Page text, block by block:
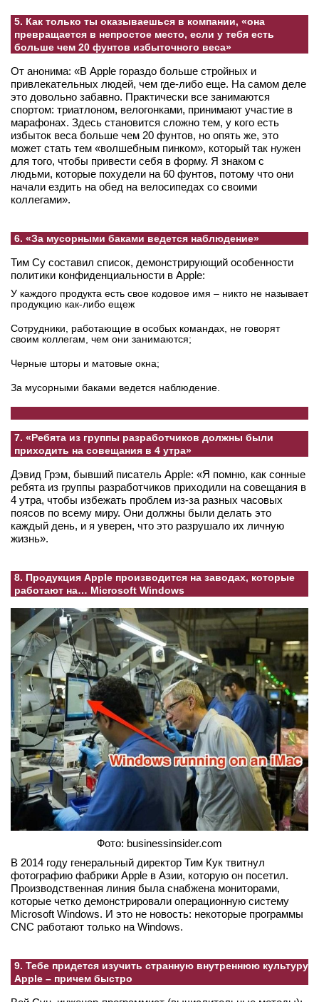
5. Как только ты оказываешься в компании, «она
превращается в непростое место, если у тебя есть
больше чем 20 фунтов избыточного веса»
От анонима: «В Apple гораздо больше стройных и
привлекательных людей, чем где-либо еще. На самом деле
это довольно забавно. Практически все занимаются
спортом: триатлоном, велогонками, принимают участие в
марафонах. Здесь становится сложно тем, у кого есть
избыток веса больше чем 20 фунтов, но опять же, это
может стать тем «волшебным пинком», который так нужен
для того, чтобы привести себя в форму. Я знаком с
людьми, которые похудели на 60 фунтов, потому что они
начали ездить на обед на велосипедах со своими
коллегами».
6. «За мусорными баками ведется наблюдение»
Тим Су составил список, демонстрирующий особенности
политики конфиденциальности в Apple:
У каждого продукта есть свое кодовое имя – никто не называет
продукцию как-либо ещеж
Сотрудники, работающие в особых командах, не говорят
своим коллегам, чем они занимаются;
Черные шторы и матовые окна;
За мусорными баками ведется наблюдение.
7. «Ребята из группы разработчиков должны были
приходить на совещания в 4 утра»
Дэвид Грэм, бывший писатель Apple: «Я помню, как сонные
ребята из группы разработчиков приходили на совещания в
4 утра, чтобы избежать проблем из-за разных часовых
поясов по всему миру. Они должны были делать это
каждый день, и я уверен, что это разрушало их личную
жизнь».
8. Продукция Apple производится на заводах, которые
работают на… Microsoft Windows
Фото: businessinsider.com
В 2014 году генеральный директор Тим Кук твитнул
фотографию фабрики Apple в Азии, которую он посетил.
Производственная линия была снабжена мониторами,
которые четко демонстрировали операционную систему
Microsoft Windows. И это не новость: некоторые программы
CNC работают только на Windows.
9. Тебе придется изучить странную внутреннюю культуру
Apple – причем быстро